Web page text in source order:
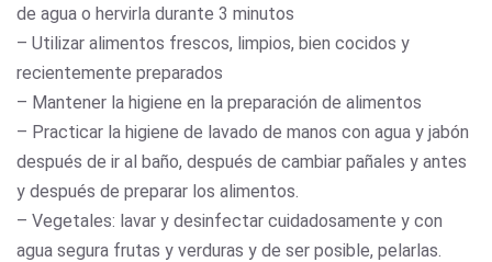
de agua o hervirla durante 3 minutos
– Utilizar alimentos frescos, limpios, bien cocidos y
recientemente preparados
– Mantener la higiene en la preparación de alimentos
– Practicar la higiene de lavado de manos con agua y jabón
después de ir al baño, después de cambiar pañales y antes
y después de preparar los alimentos.
– Vegetales: lavar y desinfectar cuidadosamente y con
agua segura frutas y verduras y de ser posible, pelarlas.